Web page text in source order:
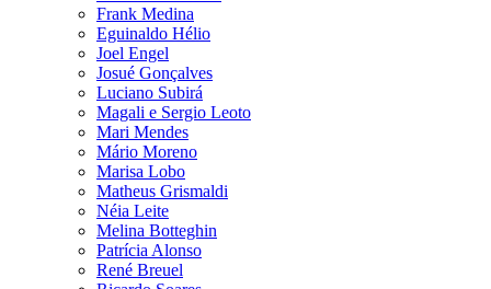
Frank Medina
Eguinaldo Hélio
Joel Engel
Josué Gonçalves
Luciano Subirá
Magali e Sergio Leoto
Mari Mendes
Mário Moreno
Marisa Lobo
Matheus Grismaldi
Néia Leite
Melina Botteghin
Patrícia Alonso
René Breuel